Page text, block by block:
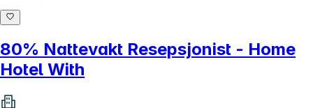
80% Nattevakt Resepsjonist - Home
Hotel With